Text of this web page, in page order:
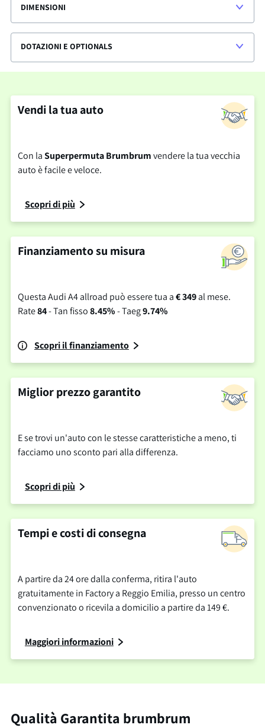
DIMENSIONI
DOTAZIONI E OPTIONALS
Vendi la tua auto
Con laSuperpermuta Brumbrumvendere la tua vecchia
auto è facile e veloce.
Scopri di più
Finanziamento su misura
Questa Audi A4 allroad può essere tua a€ 349al mese.
Rate84- Tan fisso8.45%- Taeg9.74%
Scopri il finanziamento
Miglior prezzo garantito
E se trovi un'auto con le stesse caratteristiche a meno, ti
facciamo uno sconto pari alla differenza.
Scopri di più
Tempi e costi di consegna
A partire da 24 ore dalla conferma, ritira l'auto
gratuitamente in Factory a Reggio Emilia, presso un centro
convenzionato o ricevila a domicilio a partire da 149 €.
Maggiori informazioni
Qualità Garantita brumbrum